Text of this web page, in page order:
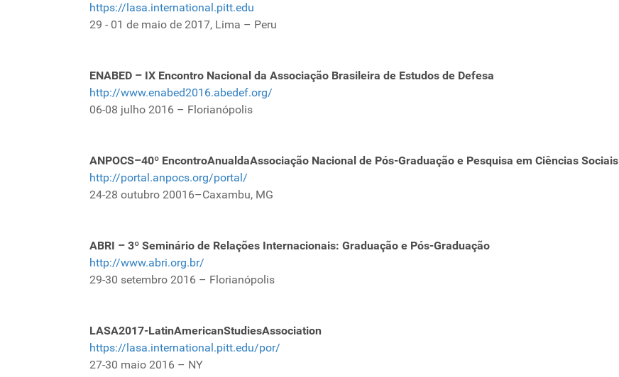
https://lasa.international.pitt.edu
29 - 01 de maio de 2017, Lima – Peru
ENABED – IX Encontro Nacional da Associação Brasileira de Estudos de Defesa
http://www.enabed2016.abedef.org/
06-08 julho 2016 – Florianópolis
ANPOCS–40º EncontroAnualdaAssociação Nacional de Pós-Graduação e Pesquisa em Ciências Sociais
http://portal.anpocs.org/portal/
24-28 outubro 20016–Caxambu, MG
ABRI – 3º Seminário de Relações Internacionais: Graduação e Pós-Graduação
http://www.abri.org.br/
29-30 setembro 2016 – Florianópolis
LASA2017-LatinAmericanStudiesAssociation
https://lasa.international.pitt.edu/por/
27-30 maio 2016 – NY